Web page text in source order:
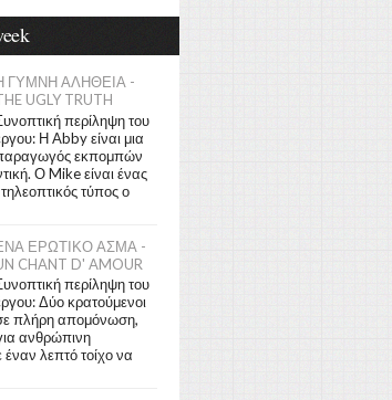
ΓΥΜΝΗ ΑΛΗΘΕΙΑ -
UGLY TRUTH
περίληψη του
Η Abby είναι μια
εκπομπών
Ο Mike είναι ένας
τύπος ο
ΕΡΩΤΙΚΟ ΑΣΜΑ -
CHANT D' AMOUR
περίληψη του
Δύο κρατούμενοι
πλήρη απομόνωση,
ανθρώπινη
έναν λεπτό τοίχο να